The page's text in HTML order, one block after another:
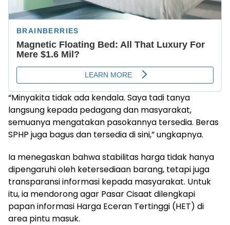
“Minyakita tidak ada kendala. Saya tadi tanya
langsung kepada pedagang dan masyarakat,
semuanya mengatakan pasokannya tersedia. Beras
SPHP juga bagus dan tersedia di sini,” ungkapnya.
Ia menegaskan bahwa stabilitas harga tidak hanya
dipengaruhi oleh ketersediaan barang, tetapi juga
transparansi informasi kepada masyarakat. Untuk
itu, ia mendorong agar Pasar Cisaat dilengkapi
papan informasi Harga Eceran Tertinggi (HET) di
area pintu masuk.